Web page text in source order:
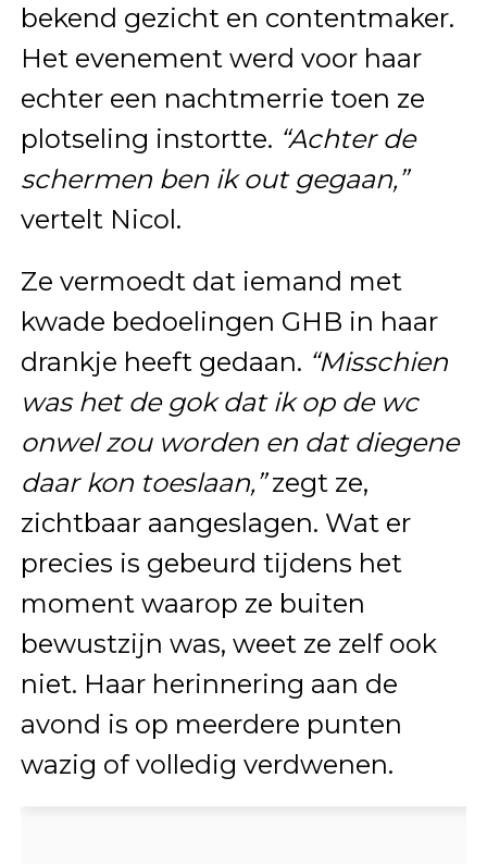
bekend gezicht en contentmaker.
Het evenement werd voor haar
echter een nachtmerrie toen ze
plotseling instortte. “Achter de
schermen ben ik out gegaan,”
vertelt Nicol.
Ze vermoedt dat iemand met
kwade bedoelingen GHB in haar
drankje heeft gedaan. “Misschien
was het de gok dat ik op de wc
onwel zou worden en dat diegene
daar kon toeslaan,”zegt ze,
zichtbaar aangeslagen. Wat er
precies is gebeurd tijdens het
moment waarop ze buiten
bewustzijn was, weet ze zelf ook
niet. Haar herinnering aan de
avond is op meerdere punten
wazig of volledig verdwenen.